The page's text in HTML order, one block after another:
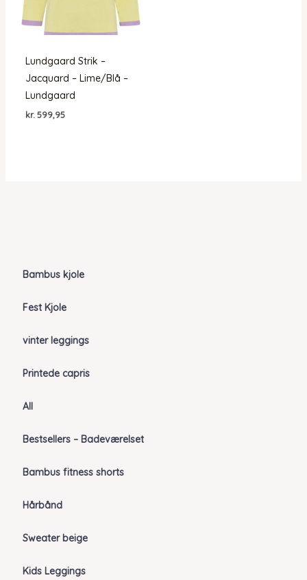
Bambus kjole
Fest Kjole
vinter leggings
Printede capris
All
Bestsellers – Badeværelset
Bambus fitness shorts
Hårbånd
Sweater beige
Kids Leggings
Lundgaard Strik –
Jacquard – Lime/Blå –
Lundgaard
kr. 599,95